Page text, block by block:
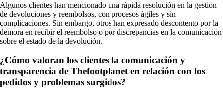
Algunos clientes han mencionado una rápida resolución en la gestión
de devoluciones y reembolsos, con procesos ágiles y sin
complicaciones. Sin embargo, otros han expresado descontento por la
demora en recibir el reembolso o por discrepancias en la comunicación
sobre el estado de la devolución.
¿Cómo valoran los clientes la comunicación y
transparencia de Thefootplanet en relación con los
pedidos y problemas surgidos?